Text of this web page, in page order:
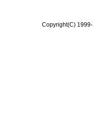
Copyright(C)